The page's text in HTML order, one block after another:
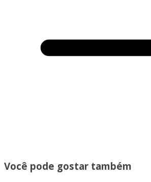
Você pode gostar também